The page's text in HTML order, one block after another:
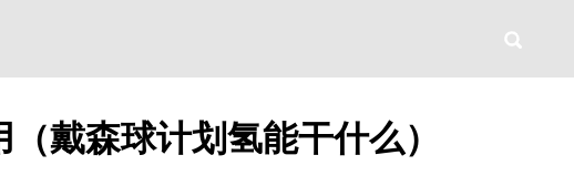
戴森球计划氢能干什么）